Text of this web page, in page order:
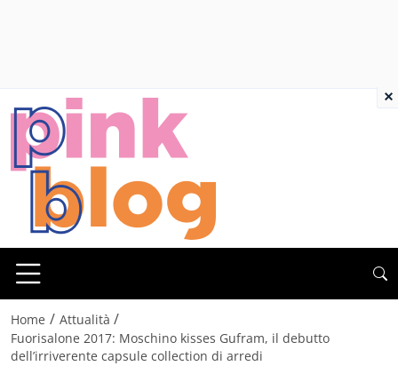
Home / Attualità /
Fuorisalone 2017: Moschino kisses Gufram, il debutto
dell’irriverente capsule collection di arredi
×